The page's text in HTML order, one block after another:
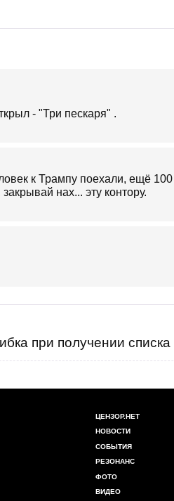
- "Три пескаря" .
к Трампу поехали, ещё 100
нах... эту контору.
при получении
ЦЕНЗОР.НЕТ
НОВОСТИ
СОБЫТИЯ
РЕЗОНАНС
ФОТО
ВИДЕО